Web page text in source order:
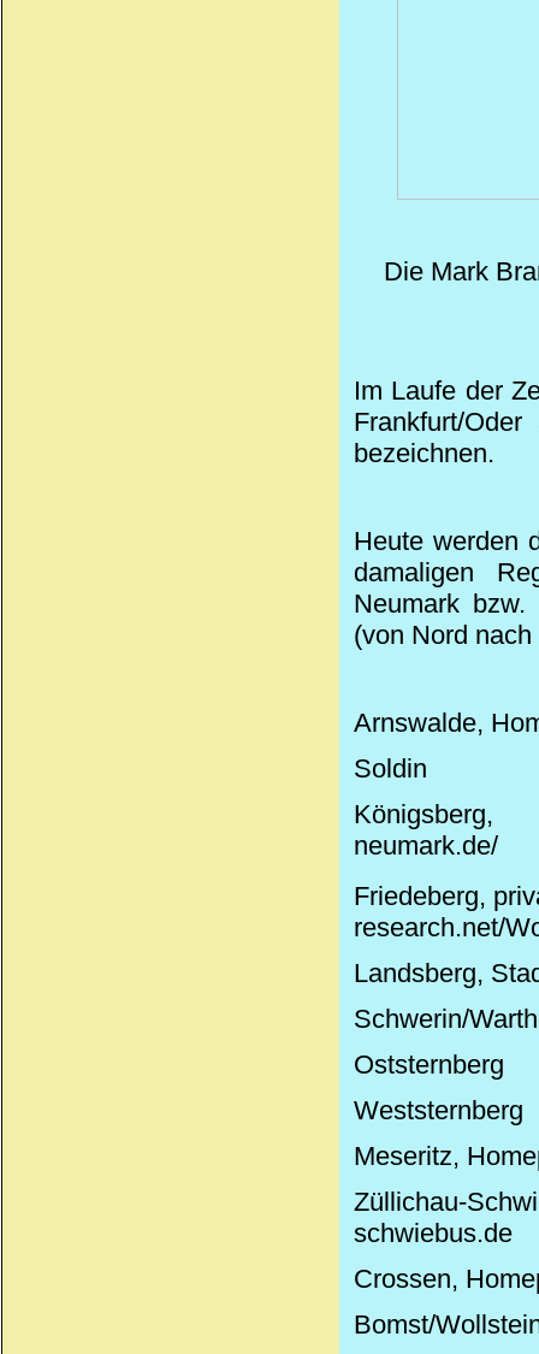
Die Mark
Im Laufe der
Frankfurt/
bezeichnen.
Heute werden
damaligen
Neumark
(von Nord nach
Arnswalde,
Soldin
Königsberg,
neumark.de/
Friedeberg,
research.net/
Landsberg,
Schwerin/
Oststernberg
Weststernberg
Meseritz,
Züllichau-
schwiebus.de
Crossen,
Bomst/